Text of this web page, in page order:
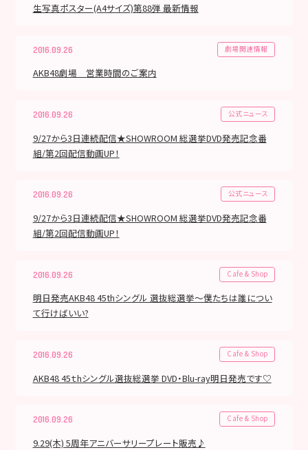
生写真ポスター(A4サイズ)第88弾 最新情報
2016.09.26 劇場関連情報
AKB48劇場 営業時間のご案内
2016.09.26 公式ニュース
9/27から3日連続配信★SHOWROOM 総選挙DVD発売記念番
組/第2回配信動画UP！
2016.09.26 公式ニュース
9/27から3日連続配信★SHOWROOM 総選挙DVD発売記念番
組/第2回配信動画UP！
2016.09.26 Cafe & Shop
明日発売AKB48 45thシングル 選抜総選挙～僕たちは誰につい
て行けばいい?
2016.09.26 Cafe & Shop
AKB48 45ｔhシングル選抜総選挙 DVD・Blu-ray明日発売です♡
2016.09.26 Cafe & Shop
9.29(木) 5周年アニバーサリープレート販売♪